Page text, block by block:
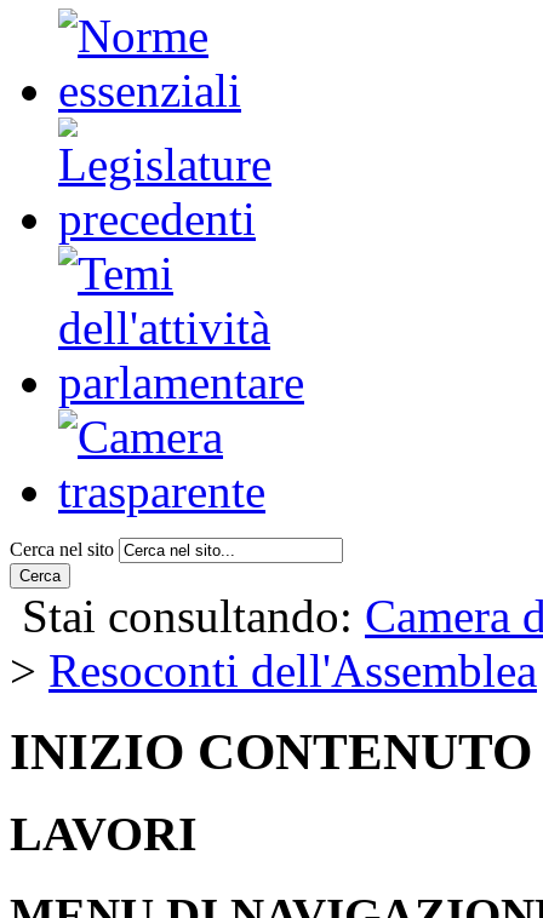
Cerca nel sito
Cerca
Stai consultando: Camera
> Resoconti dell'Assemblea
INIZIO CONTENUTO
LAVORI